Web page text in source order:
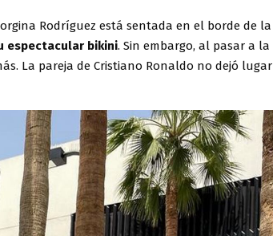
Rodríguez está sentada en el borde de la
espectacular bikini. Sin embargo, al pasar a la
La pareja de Cristiano Ronaldo no dejó lugar